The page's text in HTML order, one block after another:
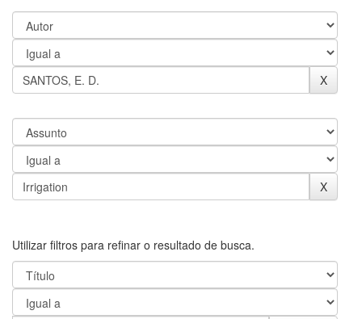
Utilizar filtros para refinar o resultado de busca.